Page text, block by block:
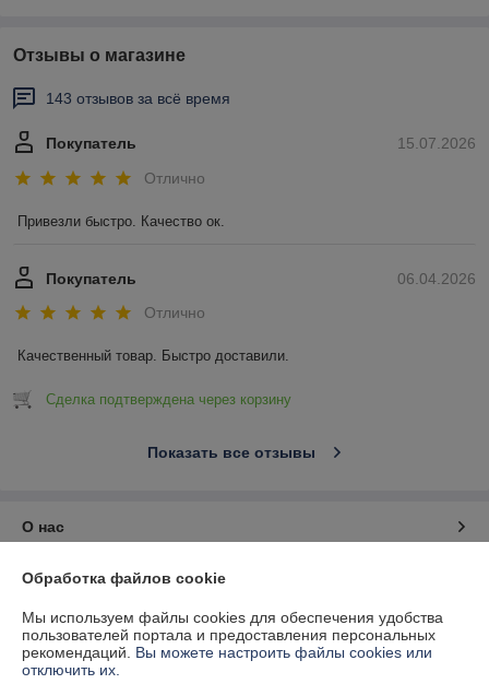
Отзывы о магазине
143 отзывов за всё время
15.07.2026
Покупатель
Отлично
Привезли быстро. Качество ок.
06.04.2026
Покупатель
Отлично
Качественный товар. Быстро доставили.
Сделка подтверждена через корзину
Показать все отзывы
О нас
Контакты
Доставка и оплата
Обработка файлов cookie
Мы используем файлы cookies для обеспечения удобства
пользователей портала и предоставления персональных
рекомендаций. Вы можете настроить файлы cookies или
отключить их.